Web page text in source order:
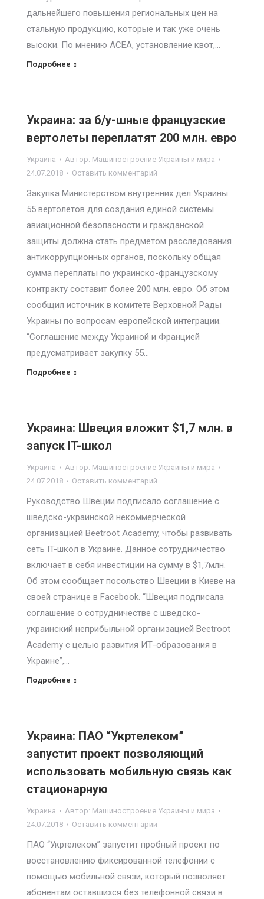
дальнейшего повышения региональных цен на
стальную продукцию, которые и так уже очень
высоки. По мнению ACEA, установление квот,…
Подробнее
Украина: за б/у-шные французские
вертолеты переплатят 200 млн. евро
Украина Автор: Машиностроение Украины и мира
24.07.2018
Оставить комментарий
Закупка Министерством внутренних дел Украины
55 вертолетов для создания единой системы
авиационной безопасности и гражданской
защиты должна стать предметом расследования
антикоррупционных органов, поскольку общая
сумма переплаты по украинско-французскому
контракту составит более 200 млн. евро. Об этом
сообщил источник в комитете Верховной Рады
Украины по вопросам европейской интеграции.
“Соглашение между Украиной и Францией
предусматривает закупку 55…
Подробнее
Украина: Швеция вложит $1,7 млн. в
запуск IT-школ
Украина Автор: Машиностроение Украины и мира
24.07.2018
Оставить комментарий
Руководство Швеции подписало соглашение с
шведско-украинской некоммерческой
организацией Beetroot Academy, чтобы развивать
сеть IT-школ в Украине. Данное сотрудничество
включает в себя инвестиции на сумму в $1,7млн.
Об этом сообщает посольство Швеции в Киеве на
своей странице в Facebook. “Швеция подписала
соглашение о сотрудничестве с шведско-
украинский неприбыльной организацией Beetroot
Academy с целью развития ИТ-образования в
Украине”,…
Подробнее
Украина: ПАО “Укртелеком”
запустит проект позволяющий
использовать мобильную связь как
стационарную
Украина Автор: Машиностроение Украины и мира
24.07.2018
Оставить комментарий
ПАО “Укртелеком” запустит пробный проект по
восстановлению фиксированной телефонии с
помощью мобильной связи, который позволяет
абонентам оставшихся без телефонной связи в